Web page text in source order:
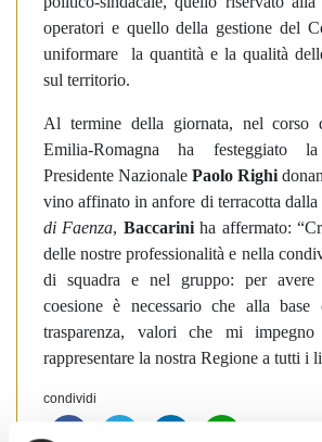
operatori e quello della gestione del
uniformare la quantità e la qualità
sul territorio.
Al termine della giornata, nel corso
Emilia-Romagna ha festeggiato
Presidente Nazionale Paolo Righi
vino affinato in anfore di terracotta dalla
di Faenza, Baccariniha affermato:
delle nostre professionalità e nella
di squadra e nel gruppo: per avere
coesione è necessario che alla
trasparenza, valori che mi
rappresentare la nostra Regione a tutti i
condividi